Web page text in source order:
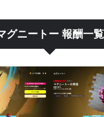
グニートー 報酬一覧